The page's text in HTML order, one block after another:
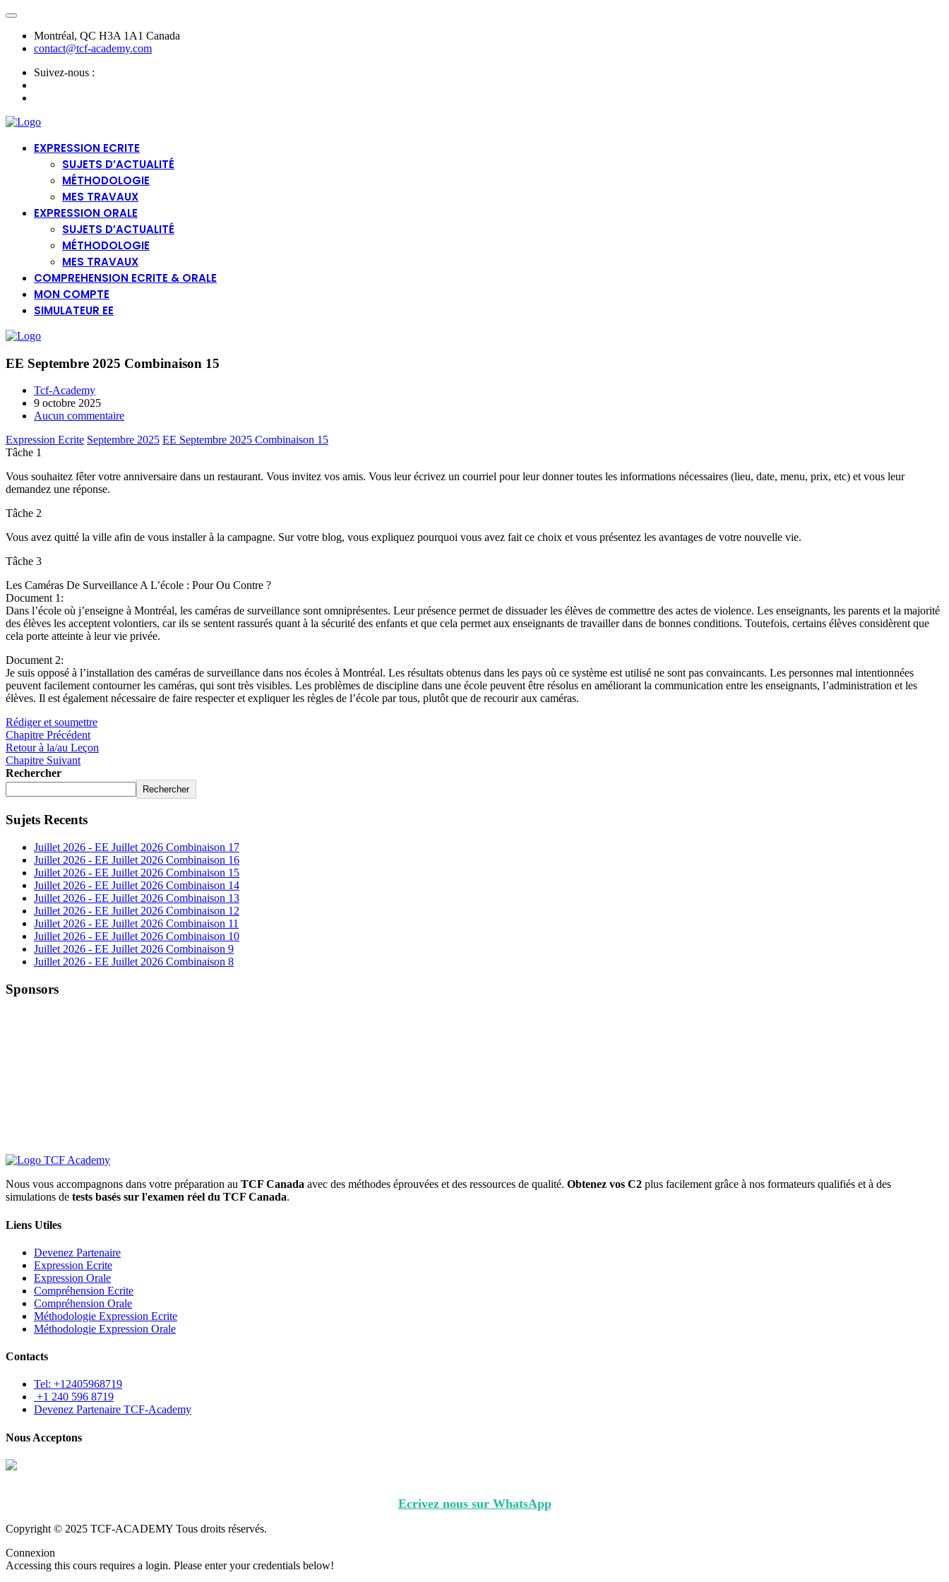
Montréal, QC H3A 1A1 Canada
contact@tcf-academy.com
Suivez-nous :
EXPRESSION ECRITE
SUJETS D’ACTUALITÉ
MÉTHODOLOGIE
MES TRAVAUX
EXPRESSION ORALE
SUJETS D’ACTUALITÉ
MÉTHODOLOGIE
MES TRAVAUX
COMPREHENSION ECRITE & ORALE
MON COMPTE
SIMULATEUR EE
EE Septembre 2025 Combinaison 15
Tcf-Academy
9 octobre 2025
Aucun commentaire
Expression Ecrite Septembre 2025 EE Septembre 2025 Combinaison 15
Tâche 1
Vous souhaitez fêter votre anniversaire dans un restaurant. Vous invitez vos amis. Vous leur écrivez un courriel pour leur donner toutes les informations nécessaires (lieu, date, menu, prix, etc) et vous leur
demandez une réponse.
Tâche 2
Vous avez quitté la ville afin de vous installer à la campagne. Sur votre blog, vous expliquez pourquoi vous avez fait ce choix et vous présentez les avantages de votre nouvelle vie.
Tâche 3
Les Caméras De Surveillance A L’école : Pour Ou Contre ?
Document 1:
Dans l’école où j’enseigne à Montréal, les caméras de surveillance sont omniprésentes. Leur présence permet de dissuader les élèves de commettre des actes de violence. Les enseignants, les parents et la majorité
des élèves les acceptent volontiers, car ils se sentent rassurés quant à la sécurité des enfants et que cela permet aux enseignants de travailler dans de bonnes conditions. Toutefois, certains élèves considèrent que
cela porte atteinte à leur vie privée.
Document 2:
Je suis opposé à l’installation des caméras de surveillance dans nos écoles à Montréal. Les résultats obtenus dans les pays où ce système est utilisé ne sont pas convaincants. Les personnes mal intentionnées
peuvent facilement contourner les caméras, qui sont très visibles. Les problèmes de discipline dans une école peuvent être résolus en améliorant la communication entre les enseignants, l’administration et les
élèves. Il est également nécessaire de faire respecter et expliquer les règles de l’école par tous, plutôt que de recourir aux caméras.
Rédiger et soumettre
Chapitre Précédent
Retour à la/au Leçon
Chapitre Suivant
Rechercher
Rechercher
Sujets Recents
Juillet 2026 - EE Juillet 2026 Combinaison 17
Juillet 2026 - EE Juillet 2026 Combinaison 16
Juillet 2026 - EE Juillet 2026 Combinaison 15
Juillet 2026 - EE Juillet 2026 Combinaison 14
Juillet 2026 - EE Juillet 2026 Combinaison 13
Juillet 2026 - EE Juillet 2026 Combinaison 12
Juillet 2026 - EE Juillet 2026 Combinaison 11
Juillet 2026 - EE Juillet 2026 Combinaison 10
Juillet 2026 - EE Juillet 2026 Combinaison 9
Juillet 2026 - EE Juillet 2026 Combinaison 8
Sponsors
Nous vous accompagnons dans votre préparation au TCF Canada avec des méthodes éprouvées et des ressources de qualité. Obtenez vos C2 plus facilement grâce à nos formateurs qualifiés et à des
simulations de tests basés sur l'examen réel du TCF Canada.
Liens Utiles
Devenez Partenaire
Expression Ecrite
Expression Orale
Compréhension Ecrite
Compréhension Orale
Méthodologie Expression Ecrite
Méthodologie Expression Orale
Contacts
Tel: +12405968719
+1 240 596 8719
Devenez Partenaire TCF-Academy
Nous Acceptons
Ecrivez nous sur WhatsApp
Copyright © 2025 TCF-ACADEMY Tous droits réservés.
Connexion
Accessing this cours requires a login. Please enter your credentials below!